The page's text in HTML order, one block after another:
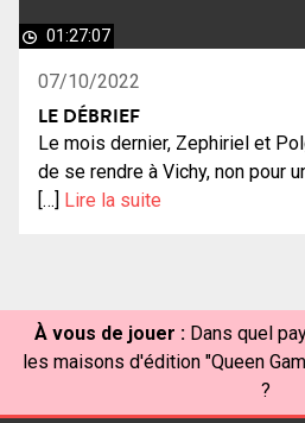
01:27:07
07/10/2022
LE DÉBRIEF
Le mois dernier, Zephiriel et
de se rendre à Vichy, non pour
[…] Lire la suite
À vous de jouer : Dans quel
les maisons d'édition "Queen
?